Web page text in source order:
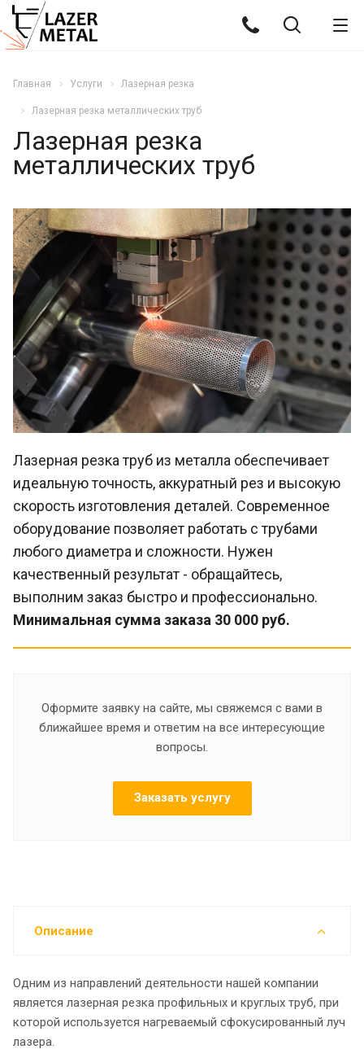
Главная Услуги Лазерная резка
Лазерная резка металлических труб
Лазерная резка
металлических труб
Лазерная резка труб из металла обеспечивает
идеальную точность, аккуратный рез и высокую
скорость изготовления деталей. Современное
оборудование позволяет работать с трубами
любого диаметра и сложности. Нужен
качественный результат - обращайтесь,
выполним заказ быстро и профессионально.
Минимальная сумма заказа 30 000 руб.
Оформите заявку на сайте, мы свяжемся с вами в
ближайшее время и ответим на все интересующие
вопросы.
Заказать услугу
Описание
Одним из направлений деятельности нашей компании
является лазерная резка профильных и круглых труб, при
которой используется нагреваемый сфокусированный луч
лазера.